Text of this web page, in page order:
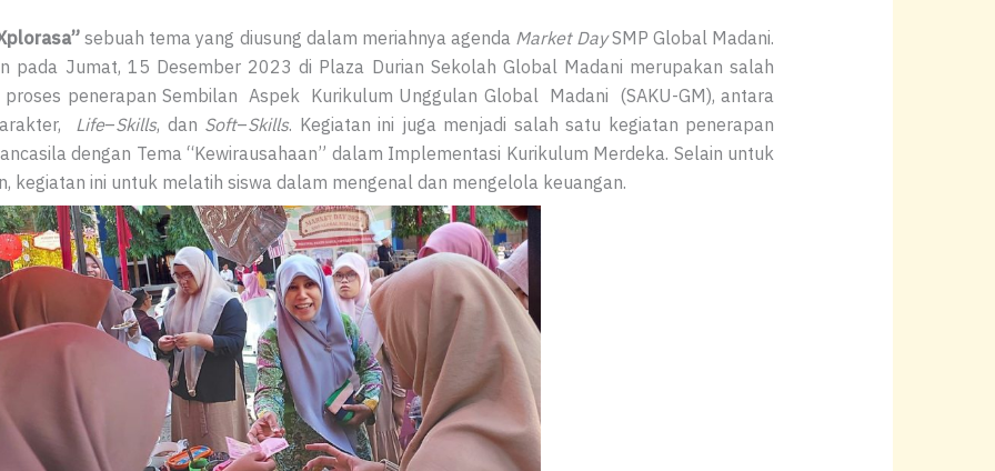
sebuah tema yang diusung dalam meriahnya agenda Market DaySMP Global Madani.
pada Jumat, 15 Desember 2023 di Plaza Durian Sekolah Global Madani merupakan salah
penerapan Sembilan Aspek Kurikulum Unggulan Global Madani (SAKU-GM), antara
Life–Skills, dan Soft–Skills. Kegiatan ini juga menjadi salah satu kegiatan penerapan
dengan Tema “Kewirausahaan” dalam Implementasi Kurikulum Merdeka. Selain untuk
kegiatan ini untuk melatih siswa dalam mengenal dan mengelola keuangan.